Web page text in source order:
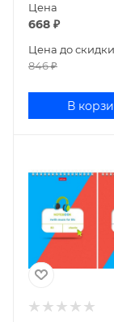
Цена
668 ₽
Цена до скидки
846₽
В